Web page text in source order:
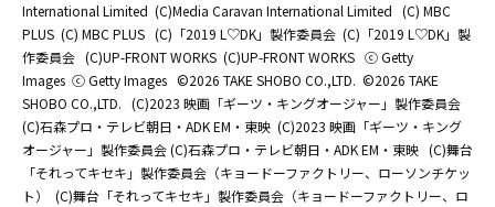
International Limited (C)Media Caravan International Limited (C) MBC
PLUS (C) MBC PLUS (C)「2019 L♡DK」製作委員会 (C)「2019 L♡DK」製
作委員会 (C)UP-FRONT WORKS (C)UP-FRONT WORKS ⓒ Getty
Images ⓒ Getty Images ©2026 TAKE SHOBO CO.,LTD. ©2026 TAKE
SHOBO CO.,LTD. (C)2023 映画「ギーツ・キングオージャー」製作委員会
(C)石森プロ・テレビ朝日・ADK EM・東映 (C)2023 映画「ギーツ・キング
オージャー」製作委員会 (C)石森プロ・テレビ朝日・ADK EM・東映 (C)舞台
「それってキセキ」製作委員会（キョードーファクトリー、ローソンチケッ
ト）
(C)舞台「それってキセキ」製作委員会（キョードーファクトリー、ロ